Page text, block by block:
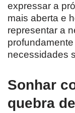
expressar a
mais aberta e
representar a
necessidades
Sonhar
quebra